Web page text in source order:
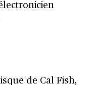
de Cal Fish,